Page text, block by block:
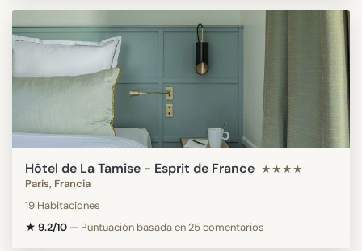
Hôtel de La Tamise - Esprit de France ★★★★
Paris, Francia
19 Habitaciones
★ 9.2/10 — Puntuación basada en 25 comentarios